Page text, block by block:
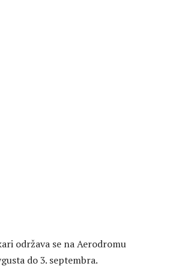
održava se na Aerodromu
do 3. septembra.